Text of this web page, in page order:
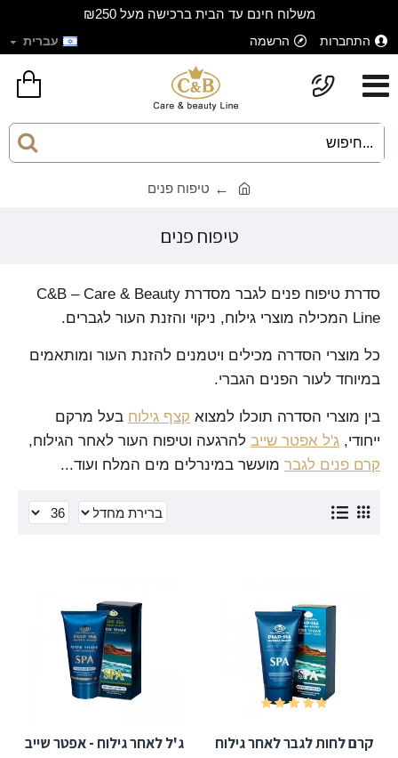
משלוח חינם עד הבית ברכישה מעל ₪250
התחברות הרשמה עברית
טיפוח פנים
טיפוח פנים
סדרת טיפוח פנים לגבר מסדרת C&B – Care & Beauty
Line המכילה מוצרי גילוח, ניקוי והזנת העור לגברים.
כל מוצרי הסדרה מכילים ויטמנים להזנת העור ומותאמים
במיוחד לעור הפנים הגברי.
בין מוצרי הסדרה תוכלו למצוא קצף גילוח בעל מרקם
ייחודי, ג'ל אפטר שייב להרגעה וטיפוח העור לאחר הגילוח,
קרם פנים לגבר מועשר במינרלים מים המלח ועוד...
קרם לחות לגבר לאחר גילוח ג'ל לאחר גילוח - אפטר שייב